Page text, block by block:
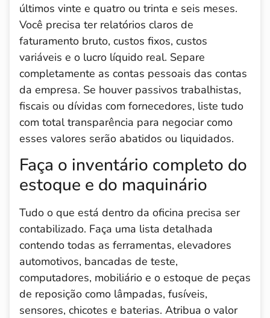
últimos vinte e quatro ou trinta e seis meses.
Você precisa ter relatórios claros de
faturamento bruto, custos fixos, custos
variáveis e o lucro líquido real. Separe
completamente as contas pessoais das contas
da empresa. Se houver passivos trabalhistas,
fiscais ou dívidas com fornecedores, liste tudo
com total transparência para negociar como
esses valores serão abatidos ou liquidados.
Faça o inventário completo do
estoque e do maquinário
Tudo o que está dentro da oficina precisa ser
contabilizado. Faça uma lista detalhada
contendo todas as ferramentas, elevadores
automotivos, bancadas de teste,
computadores, mobiliário e o estoque de peças
de reposição como lâmpadas, fusíveis,
sensores, chicotes e baterias. Atribua o valor